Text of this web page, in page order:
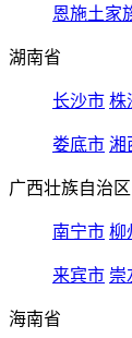
恩施土家
湖南省
长沙市 株
娄底市 湘
广西壮族自治区
南宁市 柳
来宾市 崇
海南省